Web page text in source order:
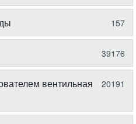
157
39176
вентильная
20191